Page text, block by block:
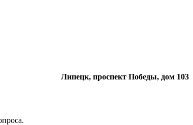
Липецк, проспект Победы, дом 103